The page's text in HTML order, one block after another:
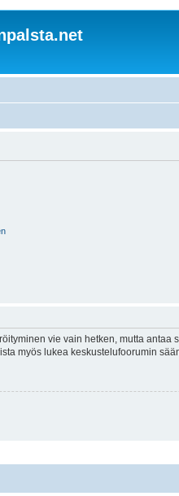
vie vain hetken, mutta
myös lukea keskustelufoorumin